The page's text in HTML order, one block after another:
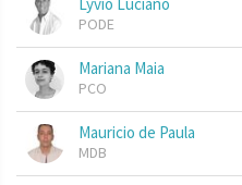
PODE
Mariana Maia
PCO
Mauricio de Paula
MDB